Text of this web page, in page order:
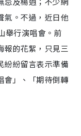
氣。不過，近日他
舉行演唱會。前
報的花絮，只見三
紛紛留言表示準備
會」、「期待倒轉